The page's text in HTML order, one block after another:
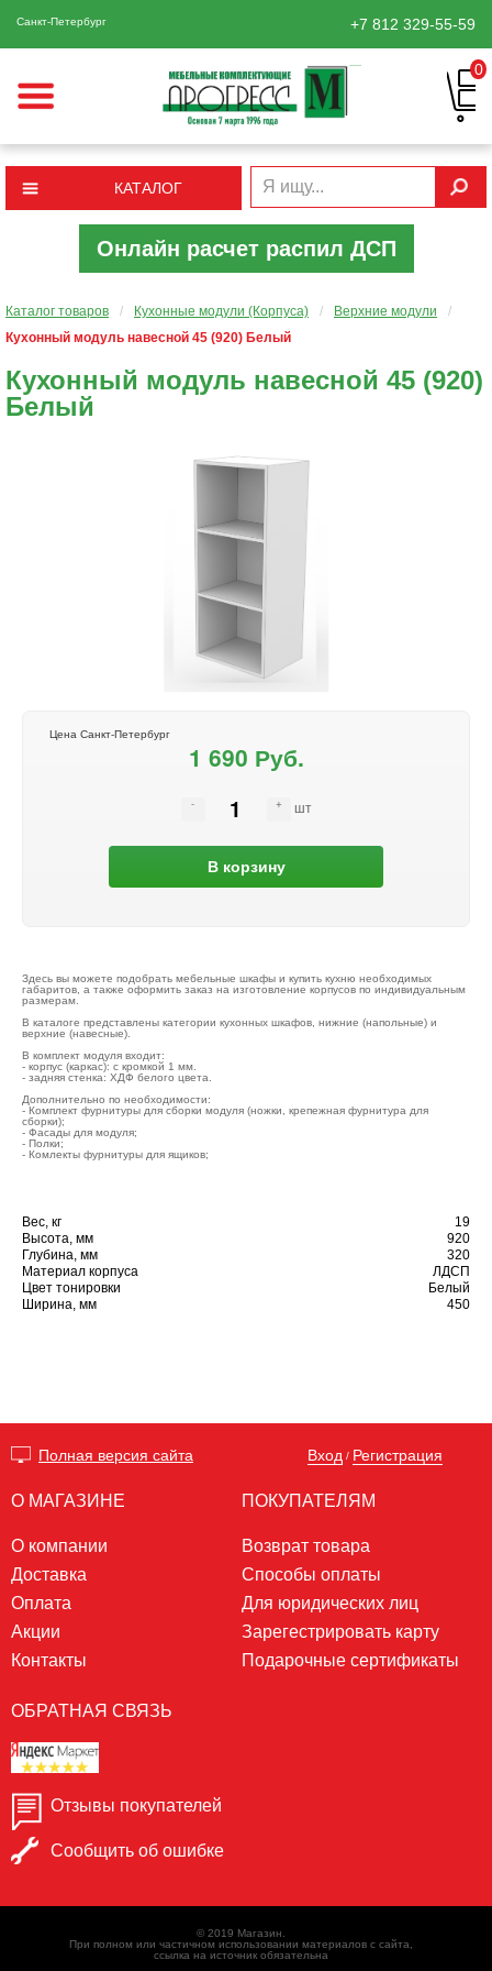
Санкт-Петербург +7 812 329-55-59
0
КАТАЛОГ
Онлайн расчет распил ДСП
Каталог товаров / Кухонные модули (Корпуса) / Верхние модули
/
Кухонный модуль навесной 45 (920) Белый
Кухонный модуль навесной 45 (920)
Белый
Цена Санкт-Петербург
1 690 Руб.
шт
В корзину
Здесь вы можете подобрать мебельные шкафы и купить кухню необходимых
габаритов, а также оформить заказ на изготовление корпусов по индивидуальным
размерам.
В каталоге представлены категории кухонных шкафов, нижние (напольные) и
верхние (навесные).
В комплект модуля входит:
- корпус (каркас): с кромкой 1 мм.
- задняя стенка: ХДФ белого цвета.
Дополнительно по необходимости:
- Комплект фурнитуры для сборки модуля (ножки, крепежная фурнитура для
сборки);
- Фасады для модуля;
- Полки;
- Комлекты фурнитуры для ящиков;
Вес, кг
19
Высота, мм
920
Глубина, мм
320
Материал корпуса
ЛДСП
Цвет тонировки
Белый
Ширина, мм
450
Полная версия сайта Вход / Регистрация
О МАГАЗИНЕ
О компании
Доставка
Оплата
Акции
Контакты
ПОКУПАТЕЛЯМ
Возврат товара
Способы оплаты
Для юридических лиц
Зарегестрировать карту
Подарочные сертификаты
ОБРАТНАЯ СВЯЗЬ
Отзывы покупателей
Сообщить об ошибке
© 2019 Магазин.
При полном или частичном использовании материалов с сайта,
ссылка на источник обязательна